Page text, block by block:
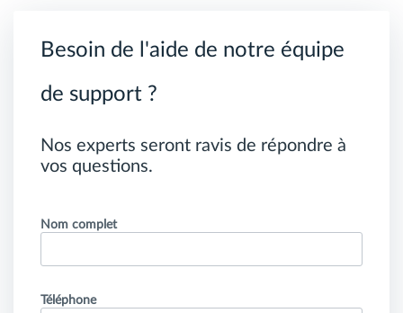
Besoin de l'aide de notre équipe
de support ?
Nos experts seront ravis de répondre à
vos questions.
Nom complet
Téléphone